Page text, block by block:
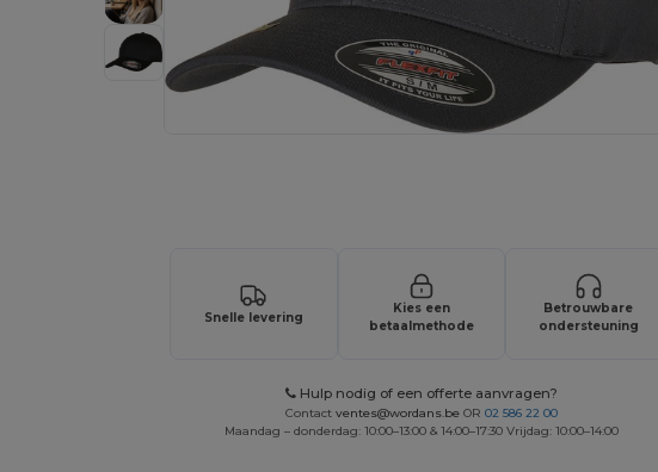
Snelle levering
Kies een
betaalmethode
Betrouwbare
ondersteuning
Hulp nodig of een offerte aanvragen?
Contact ventes@wordans.be OR 02 586 22 00
Maandag – donderdag: 10:00–13:00 & 14:00–17:30 Vrijdag: 10:00–14:00